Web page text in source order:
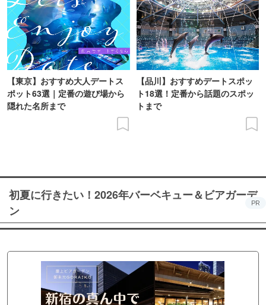
【東京】おすすめ大人デートス
ポット63選｜定番の遊び場から
隠れた名所まで
【品川】おすすめデートスポッ
ト18選！定番から話題のスポッ
トまで
初夏に行きたい！2026年バーベキュー＆ビアガーデ
ン
PR